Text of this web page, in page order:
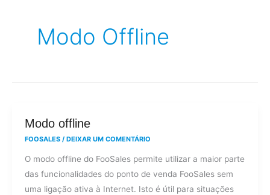
Modo Offline
Modo offline
FOOSALES / DEIXAR UM COMENTÁRIO
O modo offline do FooSales permite utilizar a maior parte
das funcionalidades do ponto de venda FooSales sem
uma ligação ativa à Internet. Isto é útil para situações
Modo
offline